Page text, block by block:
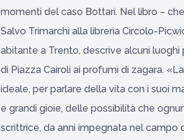
momenti del caso Bottari. Nel libro –
Salvo Trimarchi alla libreria Circolo-
abitante a Trento, descrive alcuni luoghi
di Piazza Cairoli ai profumi di zagara.
ideale, per parlare della vita con i suoi
e grandi gioie, delle possibilità che
scrittrice, da anni impegnata nel